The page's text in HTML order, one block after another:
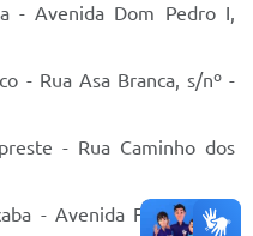
- Avenida Dom Pedro I,
- Rua Asa Branca, s/nº -
- Rua Caminho dos
- Avenida Ford, s/nº -